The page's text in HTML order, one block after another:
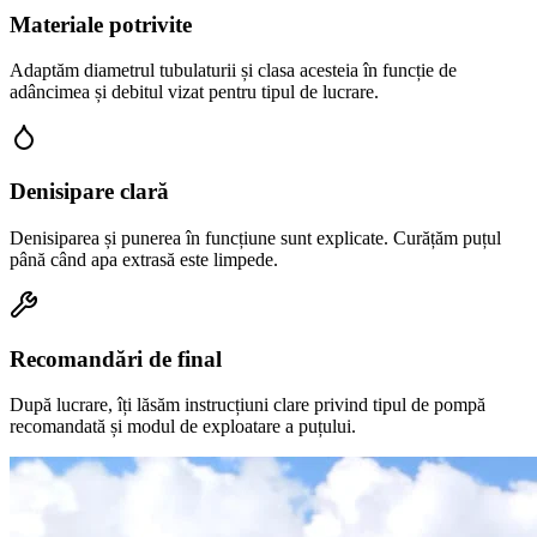
Materiale potrivite
Adaptăm diametrul tubulaturii și clasa acesteia în funcție de
adâncimea și debitul vizat pentru tipul de lucrare.
Denisipare clară
Denisiparea și punerea în funcțiune sunt explicate. Curățăm puțul
până când apa extrasă este limpede.
Recomandări de final
După lucrare, îți lăsăm instrucțiuni clare privind tipul de pompă
recomandată și modul de exploatare a puțului.